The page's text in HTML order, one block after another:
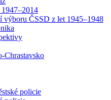
výboru ČSSD z let 1945–1948
Chrastavsko
policie